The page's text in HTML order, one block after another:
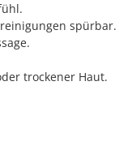
spürbar.
trockener Haut.